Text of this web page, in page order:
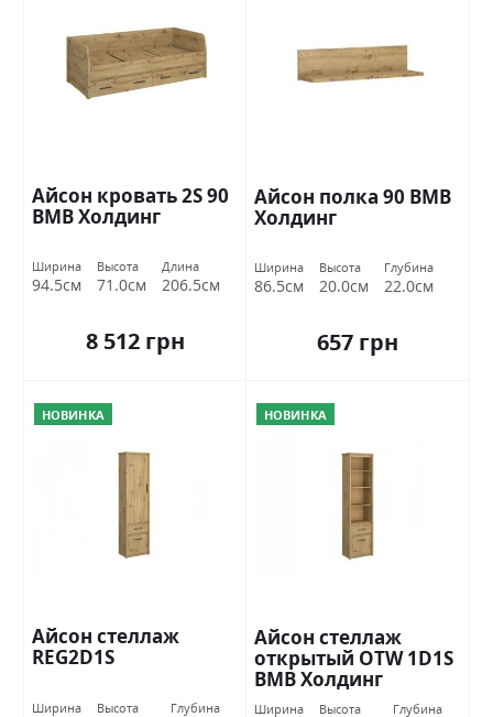
Айсон кровать 2S 90
ВМВ Холдинг
Ширина
94.5см
Высота
71.0см
Длина
206.5см
8 512 грн
Айсон полка 90 ВМВ
Холдинг
Ширина
86.5см
Высота
20.0см
Глубина
22.0см
657 грн
НОВИНКА
Айсон стеллаж
REG2D1S
Ширина Высота Глубина
НОВИНКА
Айсон стеллаж
открытый OTW 1D1S
ВМВ Холдинг
Ширина Высота Глубина